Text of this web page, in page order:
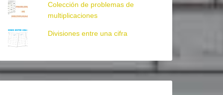
Colección de problemas de
multiplicaciones
Divisiones entre una cifra